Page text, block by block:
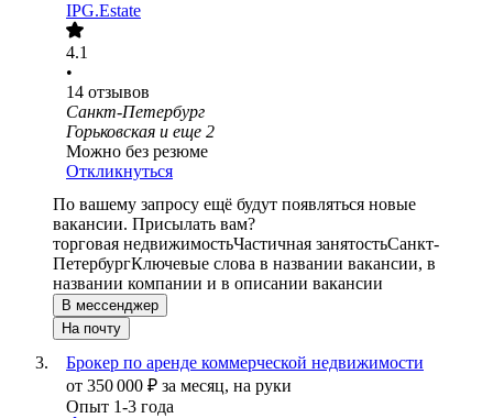
IPG.Estate
4.1
•
14 отзывов
Санкт-Петербург
Горьковская и еще 2
Можно без резюме
Откликнуться
По вашему запросу ещё будут появляться новые
вакансии. Присылать вам?
торговая недвижимостьЧастичная занятостьСанкт-
ПетербургКлючевые слова в названии вакансии, в
названии компании и в описании вакансии
В мессенджер
На почту
Брокер по аренде коммерческой недвижимости
от 350 000 ₽ за месяц, на руки
Опыт 1-3 года